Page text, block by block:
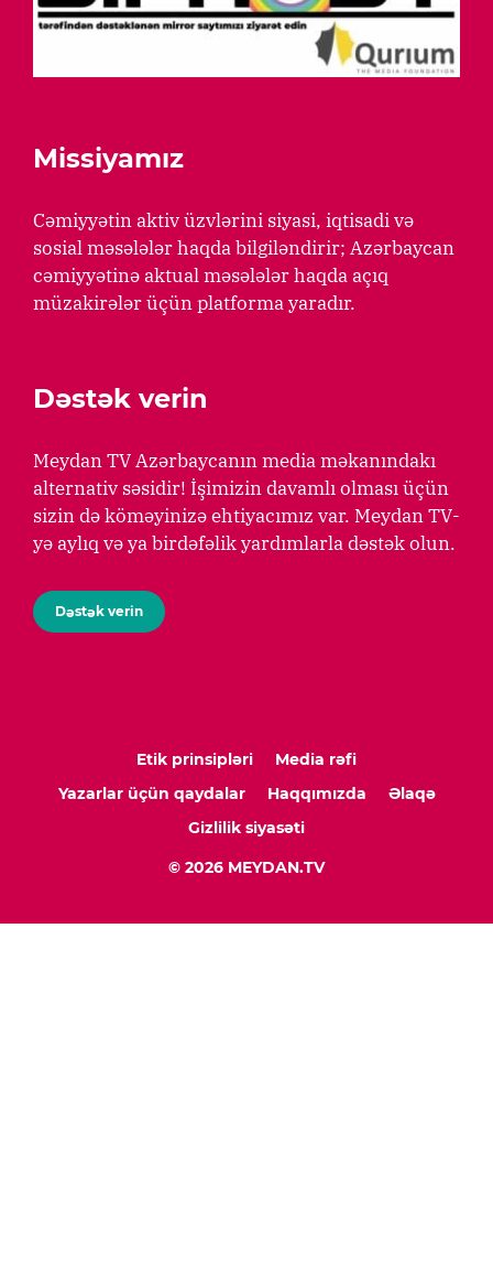
Missiyamız
Cəmiyyətin aktiv üzvlərini siyasi, iqtisadi və
sosial məsələlər haqda bilgiləndirir; Azərbaycan
cəmiyyətinə aktual məsələlər haqda açıq
müzakirələr üçün platforma yaradır.
Dəstək verin
Meydan TV Azərbaycanın media məkanındakı
alternativ səsidir! İşimizin davamlı olması üçün
sizin də köməyinizə ehtiyacımız var. Meydan TV-
yə aylıq və ya birdəfəlik yardımlarla dəstək olun.
Dəstək verin
Etik prinsipləri
Media rəfi
Yazarlar üçün qaydalar
Haqqımızda
Əlaqə
Gizlilik siyasəti
© 2026 MEYDAN.TV